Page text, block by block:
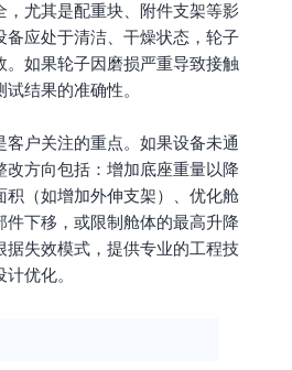
，尤其是配重块、附件支架等影
备应处于清洁、干燥状态，轮子
。如果轮子因磨损严重导致接触
结果的准确性。
客户关注的重点。如果设备未通
改方向包括：增加底座重量以降
积（如增加外伸支架）、优化舱
件下移，或限制舱体的最高升降
据失效模式，提供专业的工程技
优化。